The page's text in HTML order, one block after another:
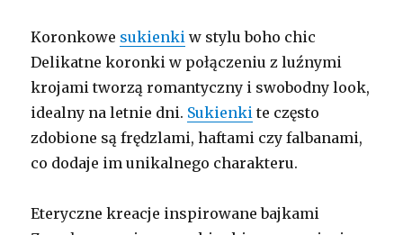
Koronkowe sukienki w stylu boho chic
Delikatne koronki w połączeniu z luźnymi
krojami tworzą romantyczny i swobodny look,
idealny na letnie dni. Sukienki te często
zdobione są frędzlami, haftami czy falbanami,
co dodaje im unikalnego charakteru.
Eteryczne kreacje inspirowane bajkami